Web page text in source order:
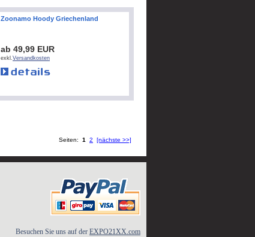
Zoonamo Hoody Griechenland
ab 49,99 EUR
exkl.Versandkosten
Seiten: 1 2 [nächste >>]
Besuchen Sie uns auf der EXPO21XX.com